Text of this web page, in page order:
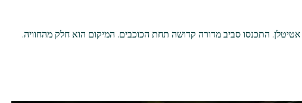
התכנסו סביב מדורה קדושה תחת הכוכבים. המיקום הוא חלק מהחוויה.